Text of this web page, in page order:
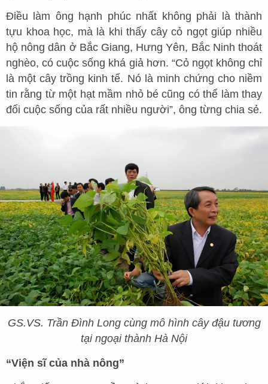
Điều làm ông hạnh phúc nhất không phải là thành
tựu khoa học, mà là khi thấy cây cỏ ngọt giúp nhiều
hộ nông dân ở Bắc Giang, Hưng Yên, Bắc Ninh thoát
nghèo, có cuộc sống khá giả hơn. “Cỏ ngọt không chỉ
là một cây trồng kinh tế. Nó là minh chứng cho niềm
tin rằng từ một hạt mầm nhỏ bé cũng có thể làm thay
đổi cuộc sống của rất nhiều người”, ông từng chia sẻ.
GS.VS. Trần Đình Long cùng mô hình cây đậu tương
tại ngoại thành Hà Nội
“Viện sĩ của nhà nông”